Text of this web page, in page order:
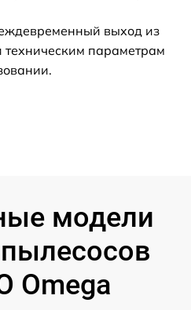
выход из
техническим параметрам
модели
Omega